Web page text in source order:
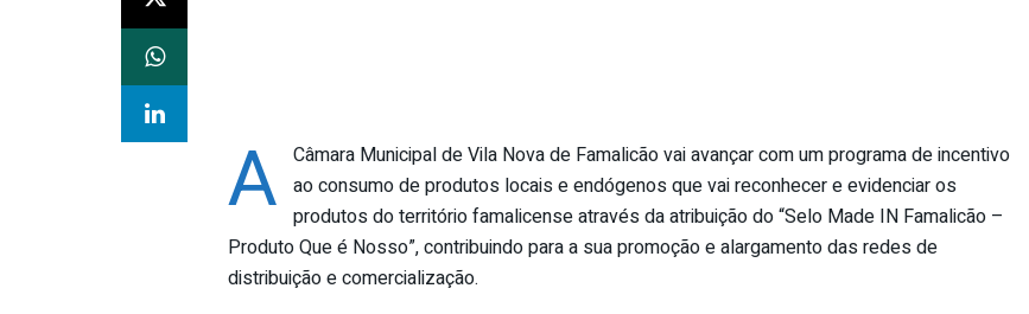
A Câmara Municipal de Vila Nova de Famalicão vai avançar com um programa de incentivo
ao consumo de produtos locais e endógenos que vai reconhecer e evidenciar os
produtos do território famalicense através da atribuição do “Selo Made IN Famalicão –
Produto Que é Nosso”, contribuindo para a sua promoção e alargamento das redes de
distribuição e comercialização.